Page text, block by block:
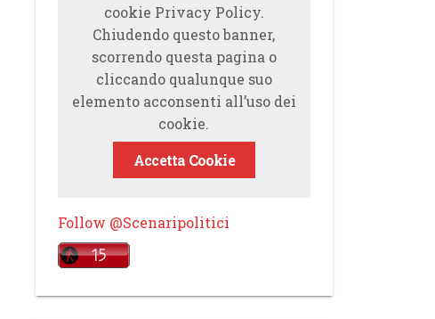
cookie Privacy Policy.
Chiudendo questo banner,
scorrendo questa pagina o
cliccando qualunque suo
elemento acconsenti all’uso dei
cookie.
Accetta Cookie
Follow @Scenaripolitici